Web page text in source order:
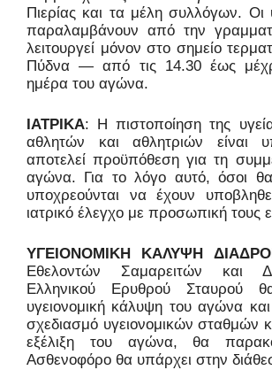
Πιερίας και τα μέλη συλλόγων. Οι
παραλαμβάνουν από την
λειτουργεί μόνον στο σημείο
Πύδνα — από τις 14.30 έως
ημέρα του αγώνα.
ΙΑΤΡΙΚΑ: Η πιστοποίηση της
αθλητών και αθλητριών είναι
αποτελεί προϋπόθεση για τη
αγώνα. Για το λόγο αυτό, όσοι
υποχρεούνται να έχουν
ιατρικό έλεγχο με προσωπική τους
ΥΓΕΙΟΝΟΜΙΚΗ ΚΑΛΥΨΗ
Εθελοντών Σαμαρειτών και
Ελληνικού Ερυθρού Σταυρού
υγειονομική κάλυψη του αγώνα
σχεδιασμό υγειονομικών σταθμών
εξέλιξη του αγώνα, θα
Ασθενοφόρο θα υπάρχει στην